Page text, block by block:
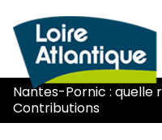
Nantes-Pornic : quelle
Contributions